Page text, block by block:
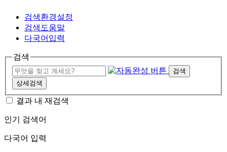
검색환경설정
검색도움말
다국어입력
검색
검색
상세검색
결과 내 재검색
인기 검색어
다국어 입력